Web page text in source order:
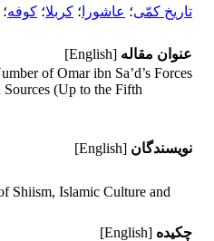
تاریخ کمّی؛ عاشورا ؛ کربلا؛ کوفه؛
عنوان مقاله [English]
of Omar ibn Sa’d’s Forces
(Up to the Fifth
نویسندگان [English]
Shiism, Islamic Culture and
چکیده [English]